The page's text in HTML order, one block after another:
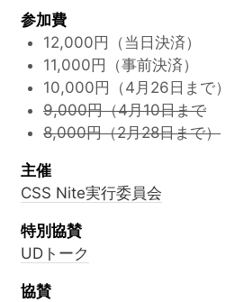
参加費
12,000円（当日決済）
11,000円（事前決済）
10,000円（4月26日まで）
9,000円（4月10日まで
8,000円（2月28日まで）
主催
CSS Nite実行委員会
特別協賛
UDトーク
協賛